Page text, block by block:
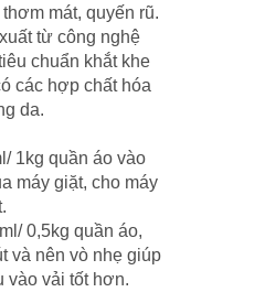
mát, quyến rũ.
từ công nghệ
chuẩn khắt khe
các hợp chất hóa
da.
1kg quần áo vào
máy giặt, cho máy
0,5kg quần áo,
và nên vò nhẹ giúp
vào vải tốt hơn.